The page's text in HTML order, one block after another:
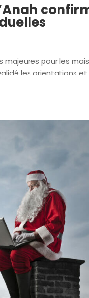
majeures pour les
les orientations et